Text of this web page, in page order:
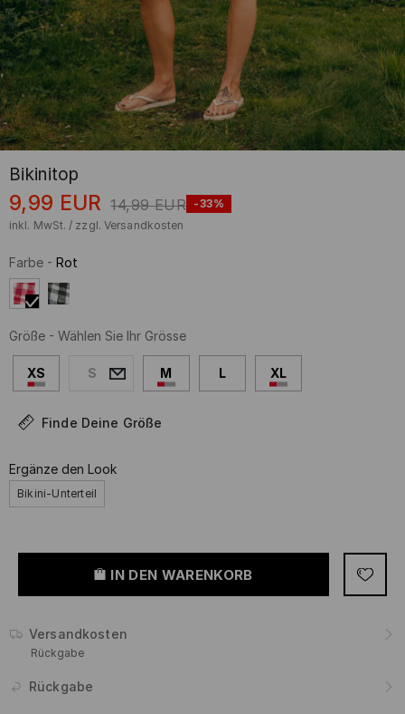
Bikinitop
9,99 EUR 14,99 EUR -33%
inkl. MwSt. / zzgl. Versandkosten
Farbe - Rot
Größe - Wählen Sie Ihr Grösse
XS S M L XL
Finde Deine Größe
Ergänze den Look
Bikini-Unterteil
IN DEN WARENKORB
Versandkosten
Rückgabe
Rückgabe